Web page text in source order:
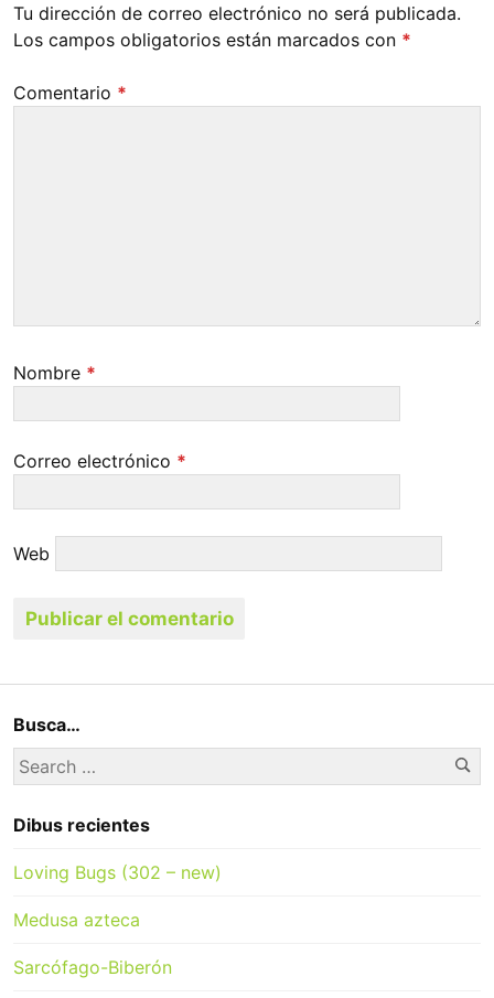
Tu dirección de correo electrónico no será publicada.
Los campos obligatorios están marcados con *
Comentario *
Nombre *
Correo electrónico *
Web
Busca…
Search
for:
Dibus recientes
Loving Bugs (302 – new)
Medusa azteca
Sarcófago-Biberón